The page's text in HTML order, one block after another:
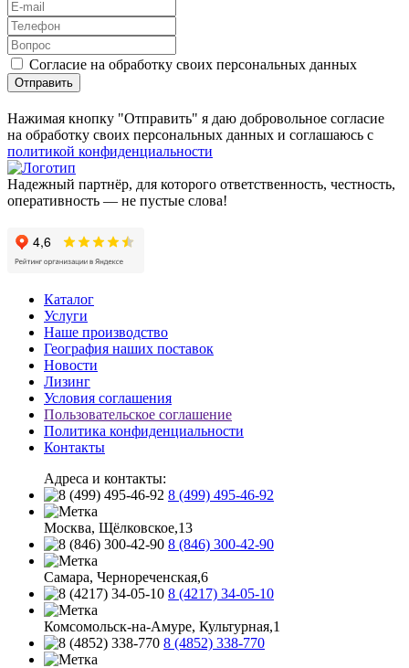
Согласие на обработку своих персональных данных
Отправить
Нажимая кнопку "Отправить" я даю добровольное согласие
на обработку своих персональных данных и соглашаюсь с
политикой конфиденциальности
Надежный партнёр, для которого ответственность, честность,
оперативность — не пустые слова!
Каталог
Услуги
Наше производство
География наших поставок
Новости
Лизинг
Условия соглашения
Пользовательское соглашение
Политика конфиденциальности
Контакты
Адреса и контакты:
8 (499) 495-46-92
Москва, Щёлковское,13
8 (846) 300-42-90
Самара, Чернореченская,6
8 (4217) 34-05-10
Комсомольск-на-Амуре, Культурная,1
8 (4852) 338-770